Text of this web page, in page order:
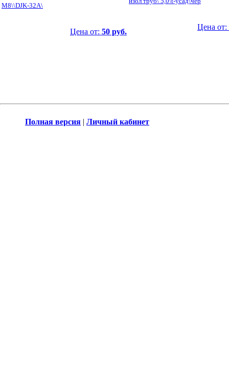
М8\\DJK-32A\
Цена от: 50 руб.
Цена от:
Полная версия | Личный кабинет